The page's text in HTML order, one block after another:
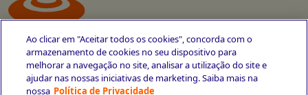
Avenida Cais do Apolo, 77
Ao clicar em "Aceitar todos os cookies", concorda com o
armazenamento de cookies no seu dispositivo para
melhorar a navegação no site, analisar a utilização do site e
ajudar nas nossas iniciativas de marketing. Saiba mais na
nossa Política de Privacidade